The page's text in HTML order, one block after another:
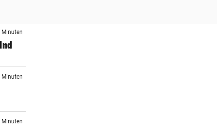
Minuten
Minuten
Minuten